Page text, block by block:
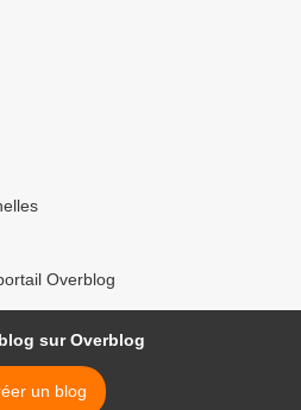
Overblog
sur Overblog
un blog